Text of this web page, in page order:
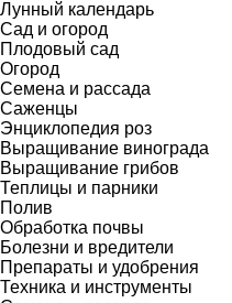
Лунный календарь
Сад и огород
Плодовый сад
Огород
Семена и рассада
Саженцы
Энциклопедия роз
Выращивание винограда
Выращивание грибов
Теплицы и парники
Полив
Обработка почвы
Болезни и вредители
Препараты и удобрения
Техника и инструменты